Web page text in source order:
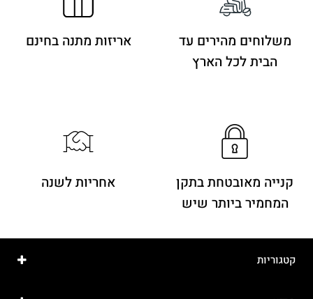
משלוחים מהירים עד
הבית לכל הארץ
אריזות מתנה בחינם
קנייה מאובטחת בתקן
המחמיר ביותר שיש
אחריות לשנה
קטגוריות